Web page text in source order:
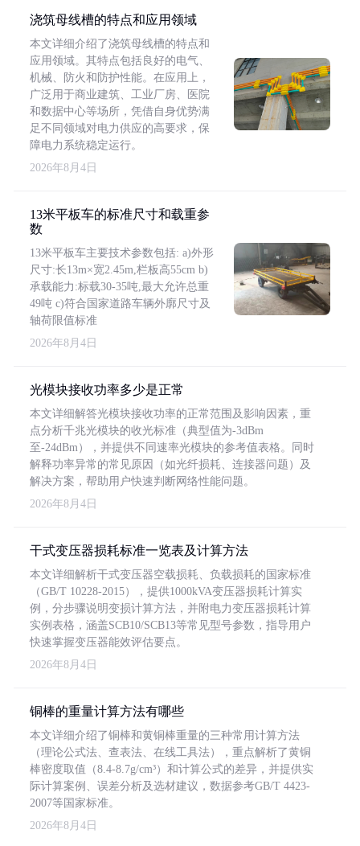
浇筑母线槽的特点和应用领域
本文详细介绍了浇筑母线槽的特点和
应用领域。其特点包括良好的电气、
机械、防火和防护性能。在应用上，
广泛用于商业建筑、工业厂房、医院
和数据中心等场所，凭借自身优势满
足不同领域对电力供应的高要求，保
障电力系统稳定运行。
2026年8月4日
13米平板车的标准尺寸和载重参
数
13米平板车主要技术参数包括: a)外形
尺寸:长13m×宽2.45m,栏板高55cm b)
承载能力:标载30-35吨,最大允许总重
49吨 c)符合国家道路车辆外廓尺寸及
轴荷限值标准
2026年8月4日
光模块接收功率多少是正常
本文详细解答光模块接收功率的正常范围及影响因素，重
点分析千兆光模块的收光标准（典型值为-3dBm
至-24dBm），并提供不同速率光模块的参考值表格。同时
解释功率异常的常见原因（如光纤损耗、连接器问题）及
解决方案，帮助用户快速判断网络性能问题。
2026年8月4日
干式变压器损耗标准一览表及计算方法
本文详细解析干式变压器空载损耗、负载损耗的国家标准
（GB/T 10228-2015），提供1000kVA变压器损耗计算实
例，分步骤说明变损计算方法，并附电力变压器损耗计算
实例表格，涵盖SCB10/SCB13等常见型号参数，指导用户
快速掌握变压器能效评估要点。
2026年8月4日
铜棒的重量计算方法有哪些
本文详细介绍了铜棒和黄铜棒重量的三种常用计算方法
（理论公式法、查表法、在线工具法），重点解析了黄铜
棒密度取值（8.4-8.7g/cm³）和计算公式的差异，并提供实
际计算案例、误差分析及选材建议，数据参考GB/T 4423-
2007等国家标准。
2026年8月4日